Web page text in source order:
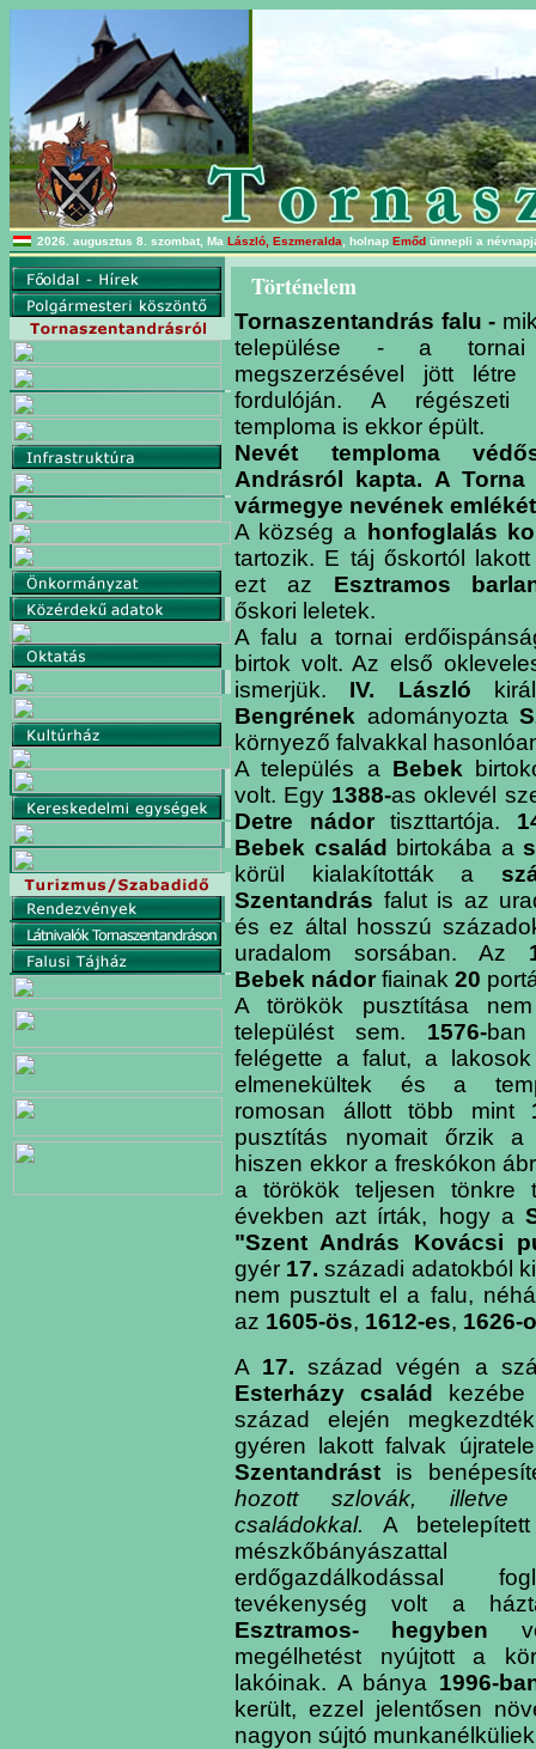
2026. augusztus 8. szombat, Ma László, Eszmeralda , holnap Emőd ünnepli a
Történelem
Tornaszentandrás falu -
települése - a tornai
megszerzésével jött létre
fordulóján. A régészeti
temploma is ekkor épült.
Nevét temploma
Andrásról kapta. A Torna
vármegye nevének
A község a
honfoglalás
tartozik. E táj őskortól
ezt az Esztramos
őskori leletek.
A falu a tornai
birtok volt. Az első
ismerjük. IV. László
Bengrének adományozta
környező falvakkal
A település a Bebek
volt. Egy 1388-as oklevél
Detre nádortiszttartója.
Bebek család
birtokába a
körül kialakították a
Szentandrás falut is az
és ez által hosszú
uradalom sorsában. Az
Bebek nádor fiainak 20
A törökök pusztítása
települést sem. 1576-
felégette a falut, a
elmenekültek és a
romosan állott több mint
pusztítás nyomait őrzik
hiszen ekkor a freskókon
a törökök teljesen
években azt írták, hogy a
"Szent András Kovácsi
gyér 17. századi adatokból
nem pusztult el a falu,
az 1605-ös, 1612-es, 1626-
A 17. század végén a
Esterházy család
század elején
gyéren lakott falvak
Szentandrást is
hozott szlovák, illetve
családokkal.A
erdőgazdálkodással
tevékenység volt a
Esztramos- hegyben
megélhetést nyújtott a
lakóinak. A bánya 1996-
került, ezzel jelentősen
nagyon sújtó